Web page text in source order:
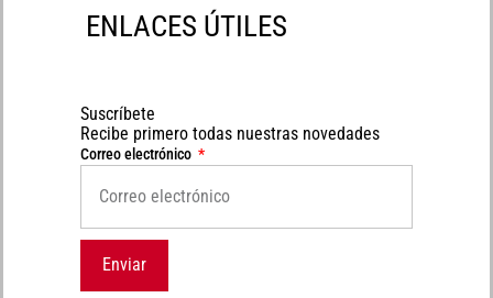
ENLACES ÚTILES
Suscríbete
Recibe primero todas nuestras novedades
Correo electrónico
Enviar